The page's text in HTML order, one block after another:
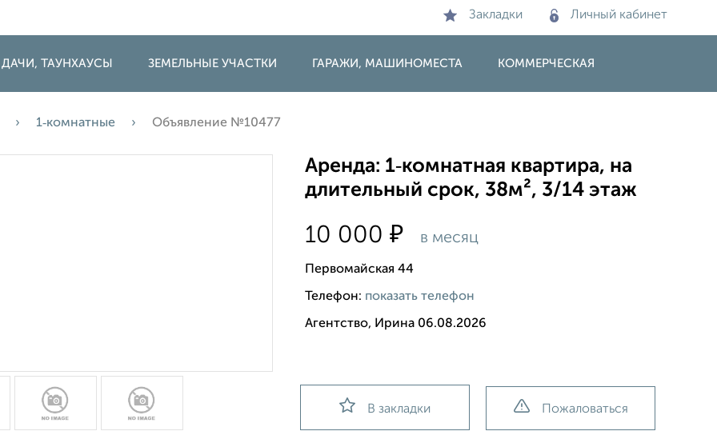
Закладки Личный кабинет
ТАУНХАУСЫ ЗЕМЕЛЬНЫЕ УЧАСТКИ ГАРАЖИ, МАШИНОМЕСТА КОММЕРЧЕСКАЯ
1‑комнатные Объявление №10477
Аренда: 1‑комнатная квартира, на
длительный срок, 38м², 3/14 этаж
10 000₽ в месяц
Первомайская 44
Телефон: показать телефон
Агентство, Ирина 06.08.2026
В закладки Пожаловаться